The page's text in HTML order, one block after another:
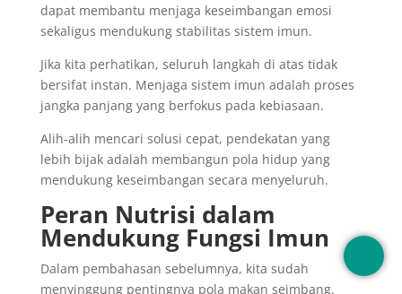
dapat membantu menjaga keseimbangan emosi
sekaligus mendukung stabilitas sistem imun.
Jika kita perhatikan, seluruh langkah di atas tidak
bersifat instan. Menjaga sistem imun adalah proses
jangka panjang yang berfokus pada kebiasaan.
Alih-alih mencari solusi cepat, pendekatan yang
lebih bijak adalah membangun pola hidup yang
mendukung keseimbangan secara menyeluruh.
Peran Nutrisi dalam
Mendukung Fungsi Imun
Dalam pembahasan sebelumnya, kita sudah
menyinggung pentingnya pola makan seimbang.